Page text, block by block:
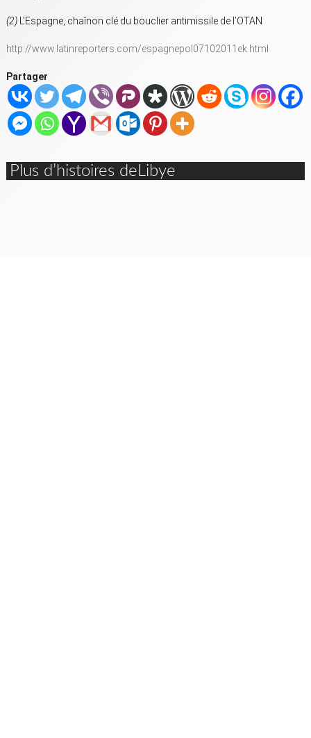
(2) L’Espagne, chaînon clé du bouclier antimissile de l’OTAN
http://www.latinreporters.com/espagnepol07102011ek.html
Partager
Plus d’histoires deLibye